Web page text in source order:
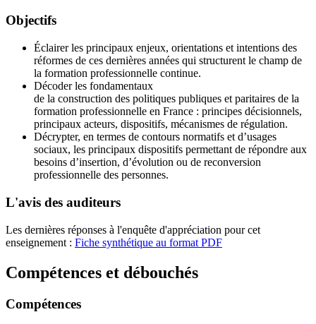
Objectifs
Éclairer les principaux enjeux, orientations et intentions des
réformes de ces dernières années qui structurent le champ de
la formation professionnelle continue.
Décoder les fondamentaux
de la construction des politiques publiques et paritaires de la
formation professionnelle en France : principes décisionnels,
principaux acteurs, dispositifs, mécanismes de régulation.
Décrypter, en termes de contours normatifs et d’usages
sociaux, les principaux dispositifs permettant de répondre aux
besoins d’insertion, d’évolution ou de reconversion
professionnelle des personnes.
L'avis des auditeurs
Les dernières réponses à l'enquête d'appréciation pour cet
enseignement : Fiche synthétique au format PDF
Compétences et débouchés
Compétences